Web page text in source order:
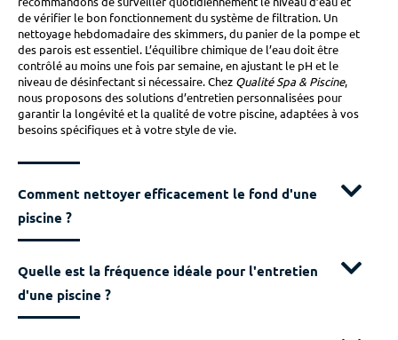
de vérifier le bon fonctionnement du système de filtration. Un
nettoyage hebdomadaire des skimmers, du panier de la pompe et
des parois est essentiel. L’équilibre chimique de l’eau doit être
contrôlé au moins une fois par semaine, en ajustant le pH et le
niveau de désinfectant si nécessaire. Chez Qualité Spa & Piscine,
nous proposons des solutions d’entretien personnalisées pour
garantir la longévité et la qualité de votre piscine, adaptées à vos
besoins spécifiques et à votre style de vie.
Comment nettoyer efficacement le fond d'une
piscine ?
Quelle est la fréquence idéale pour l'entretien
d'une piscine ?